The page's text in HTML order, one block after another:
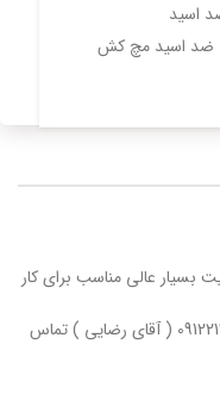
اسید
ضد اسید مچ کش
عالی مناسب برای کار
برای خرید عمده این محصول با شماره 09122139279 ( آقای رضایی ) تماس